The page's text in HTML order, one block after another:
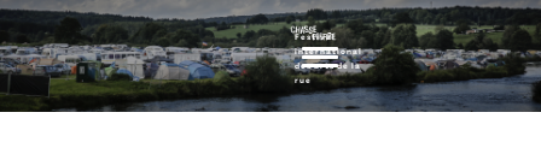
Festival
international
des arts de la
rue
Toggle navigation